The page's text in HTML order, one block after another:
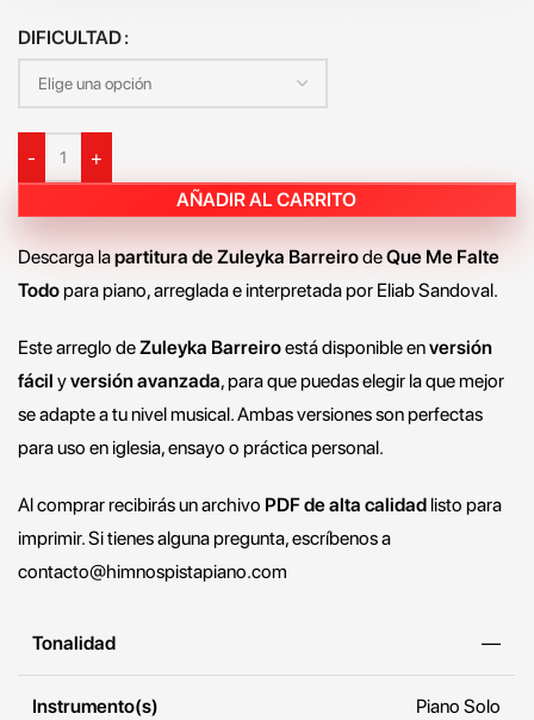
DIFICULTAD
-
+
AÑADIR AL CARRITO
Descarga lapartitura de Zuleyka BarreirodeQue Me Falte
Todopara piano, arreglada e interpretada por Eliab Sandoval.
Este arreglo deZuleyka Barreiroestá disponible enversión
fácil yversión avanzada, para que puedas elegir la que mejor
se adapte a tu nivel musical. Ambas versiones son perfectas
para uso en iglesia, ensayo o práctica personal.
Al comprar recibirás un archivo PDF de alta calidad listo para
imprimir. Si tienes alguna pregunta, escríbenos a
contacto@himnospistapiano.com
Tonalidad —
Instrumento(s) Piano Solo